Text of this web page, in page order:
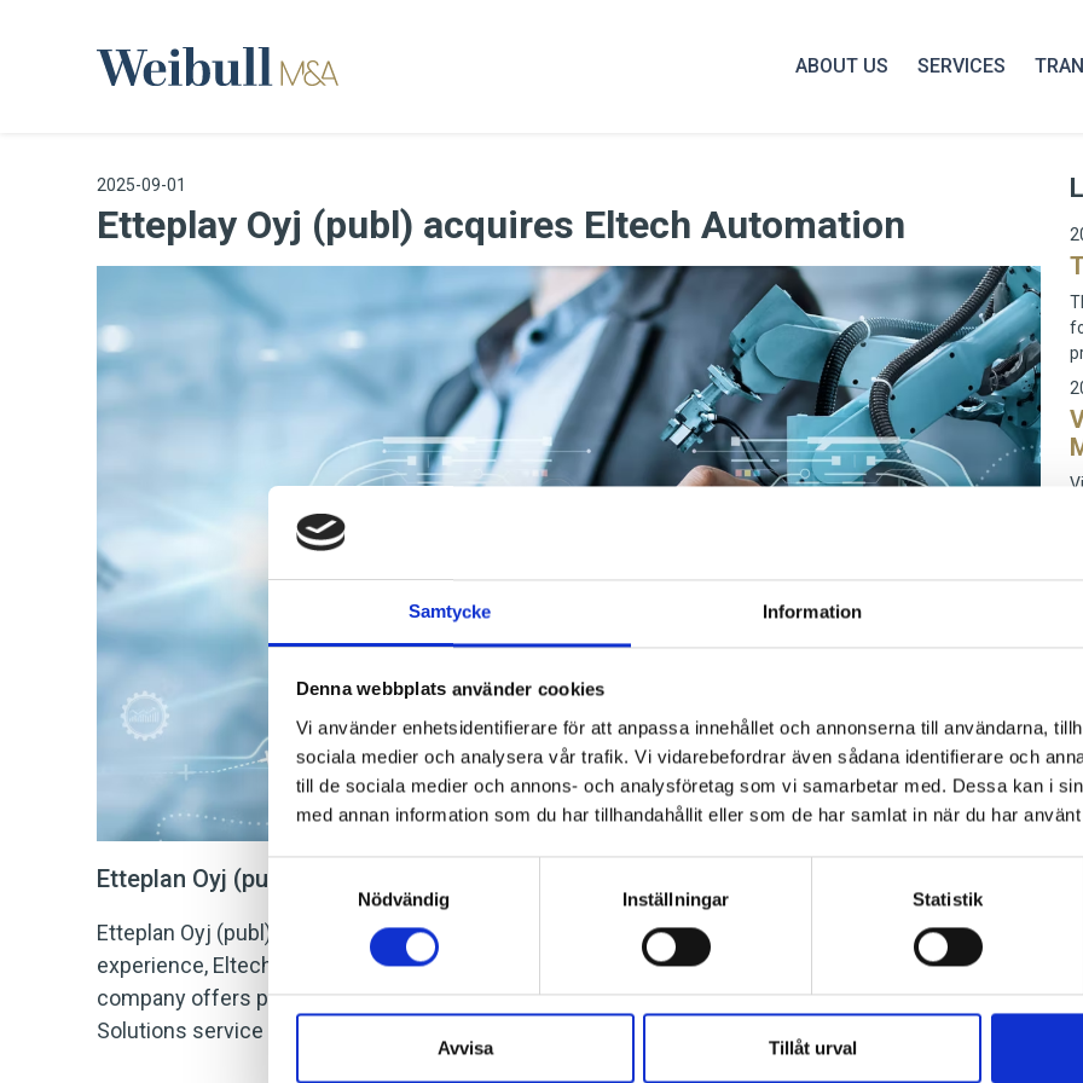
Samtycke Information
Denna webbplats använder cookies
Vi använder enhetsidentifierare för att anpassa innehållet och annonserna till användarna,
sociala medier och analysera vår trafik. Vi vidarebefordrar även sådana identifierare och
till de sociala medier och annons- och analysföretag som vi samarbetar med. Dessa kan i
med annan information som du har tillhandahållit eller som de har samlat in när du har
Nödvändig
Inställningar Statistik
Avvisa Tillåt urval
ABOUT US SERVICES
2025-09-01
Etteplay Oyj (publ) acquires Eltech Automation
Etteplan Oyj (publ) acquires Eltech Automation.
Etteplan Oyj (publ) acquires 100% of the shares in Eltech Automation. With over 25 years of
experience, Eltech Automation has broad expertise in automation, mechanics, and design. The
company offers project and consulting services and will be an addition to Etteplan’s Engineering
Solutions service area.